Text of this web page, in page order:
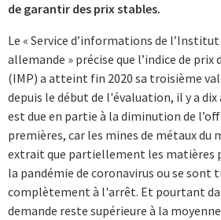
de garantir des prix stables.
Le « Service d’informations de l’Institut
allemande » précise que l’indice de
(IMP) a atteint fin 2020 sa troisième
depuis le début de l'évaluation, il y a
est due en partie à la diminution de
premières, car les mines de métaux du
extrait que partiellement les matières
la pandémie de coronavirus ou se sont
complètement à l'arrêt. Et pourtant
demande reste supérieure à la